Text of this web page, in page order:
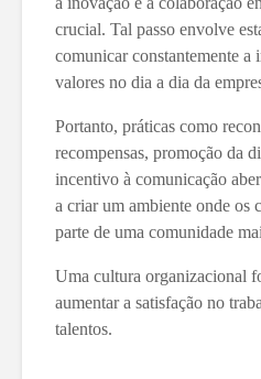
crucial. Tal passo envolve
comunicar constantemente a
valores no dia a dia da
Portanto, práticas como
recompensas, promoção da
incentivo à comunicação
a criar um ambiente onde os
parte de uma comunidade
Uma cultura organizacional
aumentar a satisfação no
talentos.